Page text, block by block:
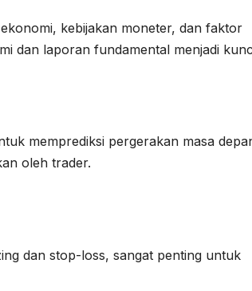
kebijakan moneter, dan faktor
dan laporan fundamental menjadi
memprediksi pergerakan masa
oleh trader.
dan stop-loss, sangat penting untuk